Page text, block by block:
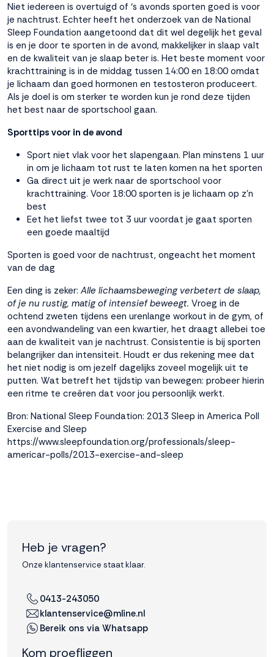
Niet iedereen is overtuigd of ‘s avonds sporten goed is voor
je nachtrust. Echter heeft het onderzoek van de National
Sleep Foundation aangetoond dat dit wel degelijk het geval
is en je door te sporten in de avond, makkelijker in slaap valt
en de kwaliteit van je slaap beter is. Het beste moment voor
krachttraining is in de middag tussen 14:00 en 18:00 omdat
je lichaam dan goed hormonen en testosteron produceert.
Als je doel is om sterker te worden kun je rond deze tijden
het best naar de sportschool gaan.
Sporttips voor in de avond
Sport niet vlak voor het slapengaan. Plan minstens 1 uur
in om je lichaam tot rust te laten komen na het sporten
Ga direct uit je werk naar de sportschool voor
krachttraining. Voor 18:00 sporten is je lichaam op z’n
best
Eet het liefst twee tot 3 uur voordat je gaat sporten
een goede maaltijd
Sporten is goed voor de nachtrust, ongeacht het moment
van de dag
Een ding is zeker: Alle lichaamsbeweging verbetert de slaap,
of je nu rustig, matig of intensief beweegt. Vroeg in de
ochtend zweten tijdens een urenlange workout in de gym, of
een avondwandeling van een kwartier, het draagt allebei toe
aan de kwaliteit van je nachtrust. Consistentie is bij sporten
belangrijker dan intensiteit. Houdt er dus rekening mee dat
het niet nodig is om jezelf dagelijks zoveel mogelijk uit te
putten. Wat betreft het tijdstip van bewegen: probeer hierin
een ritme te creëren dat voor jou persoonlijk werkt.
Bron: National Sleep Foundation: 2013 Sleep in America Poll
Exercise and Sleep
https://www.sleepfoundation.org/professionals/sleep-
americar-polls/2013-exercise-and-sleep
Heb je vragen?
Onze klantenservice staat klaar.
0413-243050
klantenservice@mline.nl
Bereik ons via Whatsapp
Kom proefliggen